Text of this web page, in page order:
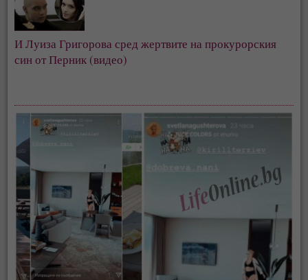
И Луиза Григорова сред жертвите на прокурорския
син от Перник (видео)